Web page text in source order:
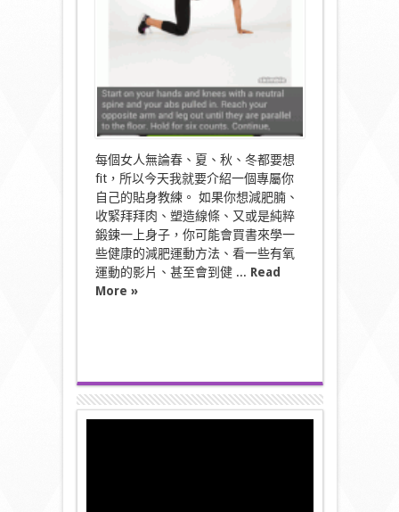
專
為
你
度
身
訂
造！〉
中
每個女人無論春、夏、秋、冬都要想
fit，所以今天我就要介紹一個專屬你
自己的貼身教練。 如果你想減肥腩、
收緊拜拜肉、塑造線條、又或是純粹
鍛鍊一上身子，你可能會買書來學一
些健康的減肥運動方法、看一些有氧
運動的影片、甚至會到健 ... Read
More »